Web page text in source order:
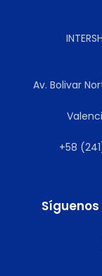
Av. Bolivar
+58